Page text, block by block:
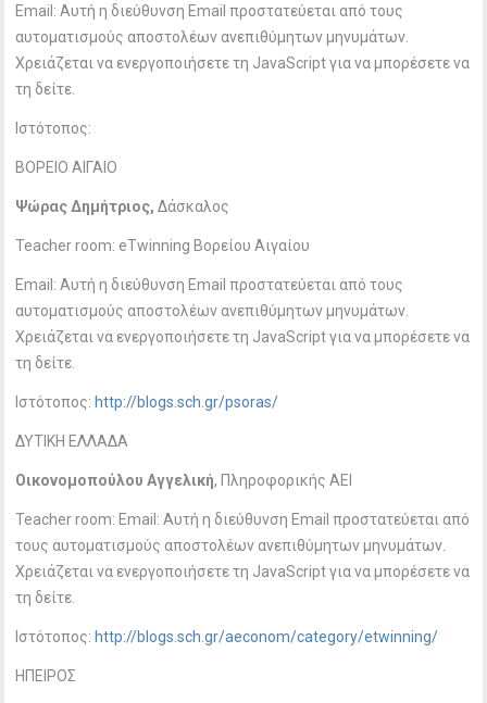
Email:Αυτή η διεύθυνση Email προστατεύεται από τους
αυτοματισμούς αποστολέων ανεπιθύμητων μηνυμάτων.
Χρειάζεται να ενεργοποιήσετε τη JavaScript για να μπορέσετε να
τη δείτε.
Ιστότοπος:
ΒΟΡΕΙΟ ΑΙΓΑΙΟ
Ψώρας Δημήτριος, Δάσκαλος
Teacher room: eTwinning Βορείου Αιγαίου
Email:Αυτή η διεύθυνση Email προστατεύεται από τους
αυτοματισμούς αποστολέων ανεπιθύμητων μηνυμάτων.
Χρειάζεται να ενεργοποιήσετε τη JavaScript για να μπορέσετε να
τη δείτε.
Ιστότοπος: http://blogs.sch.gr/psoras/
ΔΥΤΙΚΗ ΕΛΛΑΔΑ
Οικονομοπούλου Αγγελική, Πληροφορικής ΑΕΙ
Teacher room: Email:Αυτή η διεύθυνση Email προστατεύεται από
τους αυτοματισμούς αποστολέων ανεπιθύμητων μηνυμάτων.
Χρειάζεται να ενεργοποιήσετε τη JavaScript για να μπορέσετε να
τη δείτε.
Ιστότοπος: http://blogs.sch.gr/aeconom/category/etwinning/
ΗΠΕΙΡΟΣ